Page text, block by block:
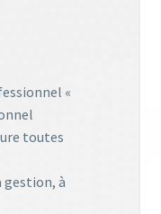
«
toutes
gestion, à